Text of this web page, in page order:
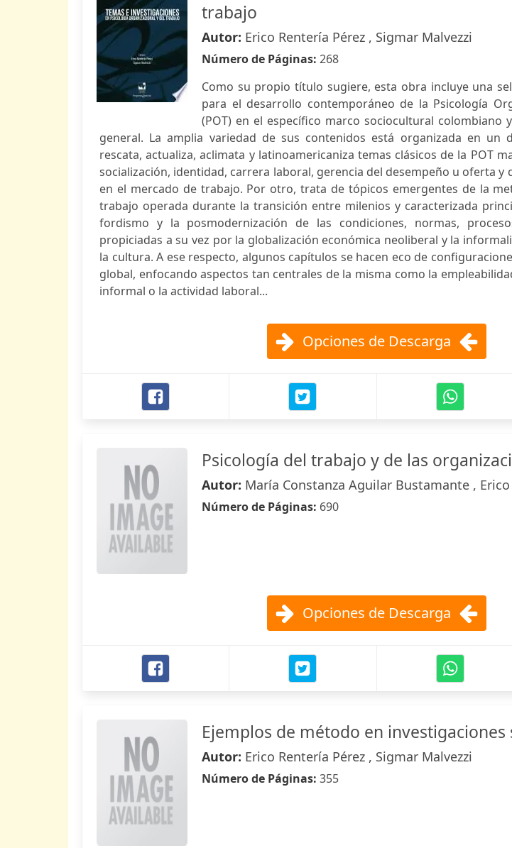
trabajo
Autor: Erico Rentería Pérez , Sigmar Malvezzi
Número de Páginas: 268
Como su propio título sugiere, esta obra incluye una
para el desarrollo contemporáneo de la Psicología
(POT) en el específico marco sociocultural colombiano
general. La amplia variedad de sus contenidos está organizada en un
rescata, actualiza, aclimata y latinoamericaniza temas clásicos de la POT
socialización, identidad, carrera laboral, gerencia del desempeño u oferta y
en el mercado de trabajo. Por otro, trata de tópicos emergentes de la
trabajo operada durante la transición entre milenios y caracterizada
fordismo y la posmodernización de las condiciones, normas,
propiciadas a su vez por la globalización económica neoliberal y la
la cultura. A ese respecto, algunos capítulos se hacen eco de
global, enfocando aspectos tan centrales de la misma como la
informal o la actividad laboral...
Opciones de Descarga
Psicología del trabajo y de las
Autor: María Constanza Aguilar Bustamante ,
Número de Páginas: 690
Opciones de Descarga
Ejemplos de método en investigaciones
Autor: Erico Rentería Pérez , Sigmar Malvezzi
Número de Páginas: 355